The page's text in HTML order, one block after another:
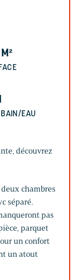
M²
EAU
découvrez
chambres
séparé.
pas
parquet
un confort
un atout